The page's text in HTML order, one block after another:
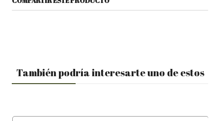
También podría interesarte uno de estos